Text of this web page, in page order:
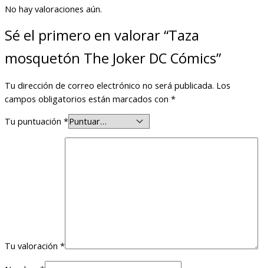
No hay valoraciones aún.
Sé el primero en valorar “Taza
mosquetón The Joker DC Cómics”
Tu dirección de correo electrónico no será publicada. Los
campos obligatorios están marcados con *
Tu puntuación *
Tu valoración *